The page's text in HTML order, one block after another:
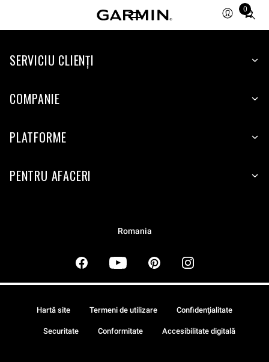
0
Total
items
cart:
SERVICIU CLIENŢI
COMPANIE
PLATFORME
PENTRU AFACERI
Romania
Hartă site Termeni de utilizare Confidenţialitate
Securitate Conformitate Accesibilitate digitală